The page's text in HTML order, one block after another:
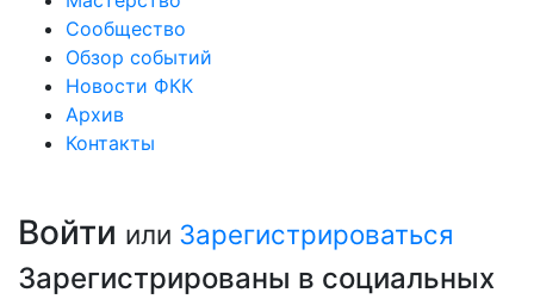
Сообщество
Обзор событий
Новости ФКК
Архив
Контакты
Войти или Зарегистрироваться
Зарегистрированы в социальных